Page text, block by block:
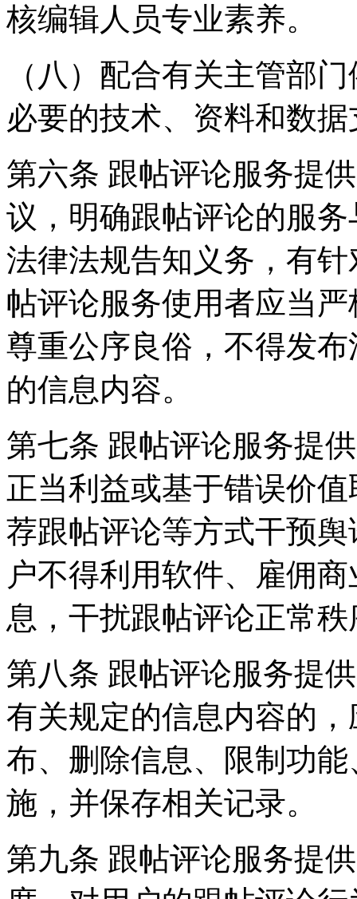
核编辑人员专业素养。
（八）配合有关主管部
必要的技术、资料和数
第六条 跟帖评论服务提
议，明确跟帖评论的服
法律法规告知义务，有
帖评论服务使用者应当
尊重公序良俗，不得发
的信息内容。
第七条 跟帖评论服务提
正当利益或基于错误价
荐跟帖评论等方式干预
户不得利用软件、雇佣
息，干扰跟帖评论正常
第八条 跟帖评论服务提
有关规定的信息内容的
布、删除信息、限制功
施，并保存相关记录。
第九条 跟帖评论服务提